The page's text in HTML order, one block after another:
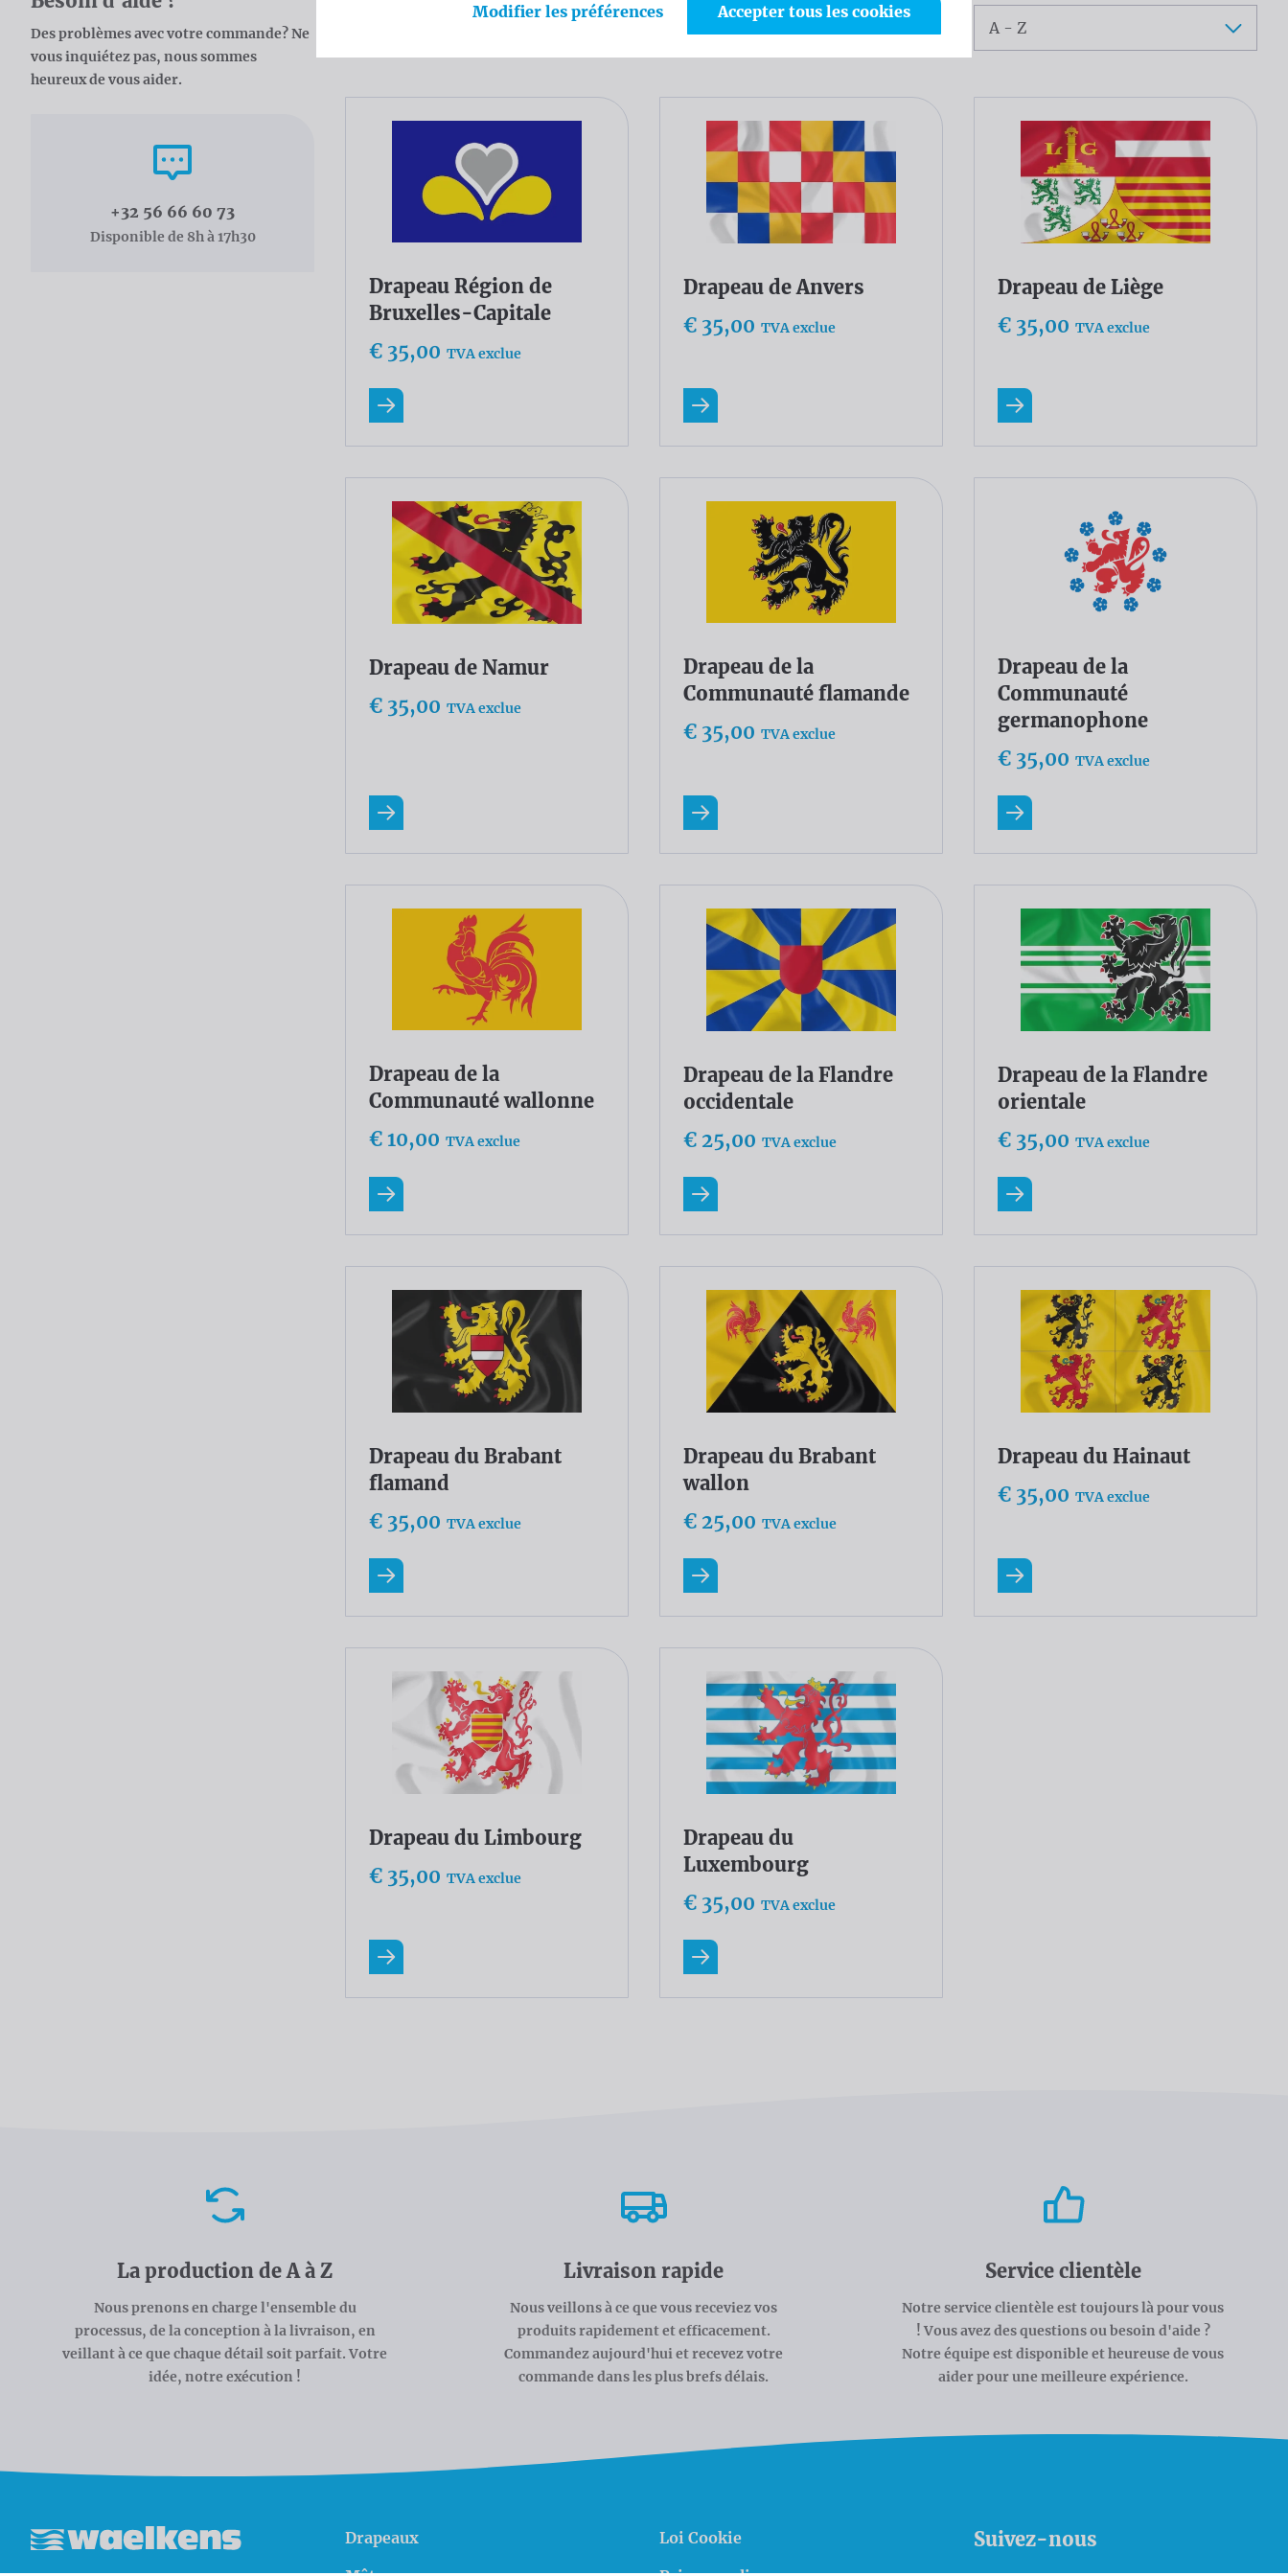
Des problèmes avec votre commande? Ne
vous inquiétez pas, nous sommes
heureux de vous aider.
Appelez-nous
+32 56 66 60 73
Disponible de 8h à 17h30
Catalogue Trier
Drapeau Région de
Bruxelles-Capitale
€ 35,00 TVA exclue
En savoir plus
Drapeau de Anvers
€ 35,00 TVA exclue
En savoir plus
Drapeau de Liège
€ 35,00 TVA exclue
En savoir plus
Drapeau de Namur
€ 35,00 TVA exclue
En savoir plus
Drapeau de la
Communauté flamande
€ 35,00 TVA exclue
En savoir plus
Drapeau de la
Communauté
germanophone
€ 35,00 TVA exclue
En savoir plus
Drapeau de la
Communauté wallonne
€ 10,00 TVA exclue
En savoir plus
Drapeau de la Flandre
occidentale
€ 25,00 TVA exclue
En savoir plus
Drapeau de la Flandre
orientale
€ 35,00 TVA exclue
En savoir plus
Drapeau du Brabant
flamand
€ 35,00 TVA exclue
En savoir plus
Drapeau du Brabant
wallon
€ 25,00 TVA exclue
En savoir plus
Drapeau du Hainaut
€ 35,00 TVA exclue
En savoir plus
Drapeau du Limbourg
€ 35,00 TVA exclue
En savoir plus
Drapeau du
Luxembourg
€ 35,00 TVA exclue
En savoir plus
La production de A à Z
Nous prenons en charge l'ensemble du
processus, de la conception à la livraison, en
veillant à ce que chaque détail soit parfait. Votre
idée, notre exécution !
Livraison rapide
Nous veillons à ce que vous receviez vos
produits rapidement et efficacement.
Commandez aujourd'hui et recevez votre
commande dans les plus brefs délais.
Service clientèle
Notre service clientèle est toujours là pour vous
! Vous avez des questions ou besoin d'aide ?
Notre équipe est disponible et heureuse de vous
aider pour une meilleure expérience.
Drapeaux
Loi Cookie
Suivez-nous
Modifier les préférences Accepter tous les cookies